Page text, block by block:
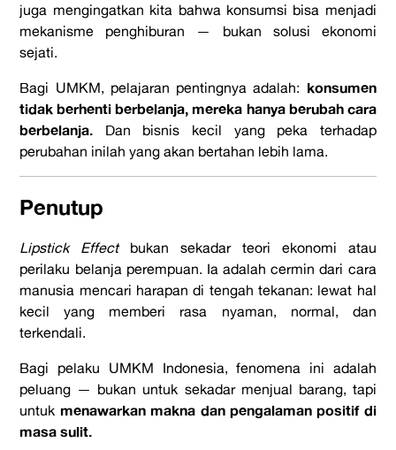
juga mengingatkan kita bahwa konsumsi bisa menjadi
mekanisme penghiburan — bukan solusi ekonomi
sejati.
Bagi UMKM, pelajaran pentingnya adalah: konsumen
tidak berhenti berbelanja, mereka hanya berubah cara
berbelanja.
Dan bisnis kecil yang peka terhadap
perubahan inilah yang akan bertahan lebih lama.
Penutup
Lipstick Effectbukan sekadar teori ekonomi atau
perilaku belanja perempuan. Ia adalah cermin dari cara
manusia mencari harapan di tengah tekanan: lewat hal
kecil yang memberi rasa nyaman, normal, dan
terkendali.
Bagi pelaku UMKM Indonesia, fenomena ini adalah
peluang — bukan untuk sekadar menjual barang, tapi
untuk menawarkan makna dan pengalaman positif di
masa sulit.